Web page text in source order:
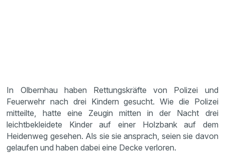
In Olbernhau haben Rettungskräfte von Polizei und
Feuerwehr nach drei Kindern gesucht. Wie die Polizei
mitteilte, hatte eine Zeugin mitten in der Nacht drei
leichtbekleidete Kinder auf einer Holzbank auf dem
Heidenweg gesehen. Als sie sie ansprach, seien sie davon
gelaufen und haben dabei eine Decke verloren.